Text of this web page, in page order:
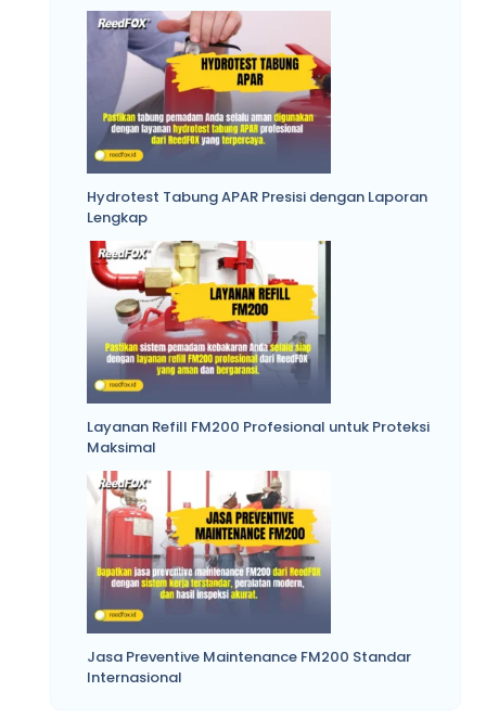
Hydrotest Tabung APAR Presisi dengan Laporan
Lengkap
Layanan Refill FM200 Profesional untuk Proteksi
Maksimal
Jasa Preventive Maintenance FM200 Standar
Internasional